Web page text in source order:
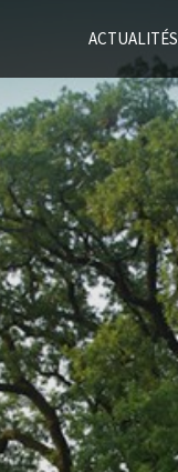
ACTUALITÉS